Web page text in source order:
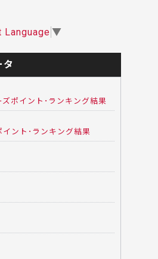
Language ▼
タ
ポイント･ランキング結果
ント･ランキング結果